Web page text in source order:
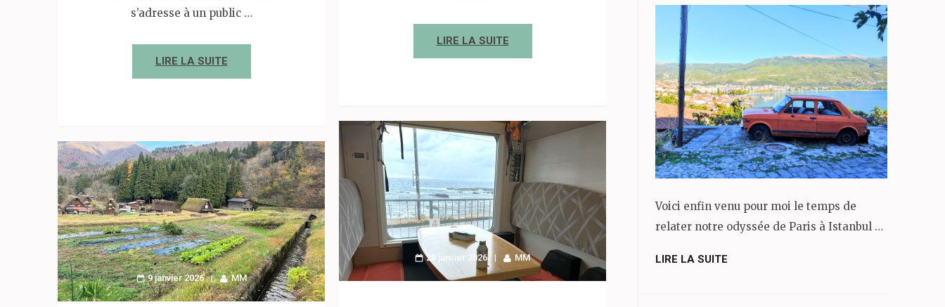
LIRE LA SUITE
s’adresse à un public …
LIRE LA SUITE
28 janvier 2026 MM
9 janvier 2026 MM
Voici enfin venu pour moi le temps de
relater notre odyssée de Paris à Istanbul …
LIRE LA SUITE